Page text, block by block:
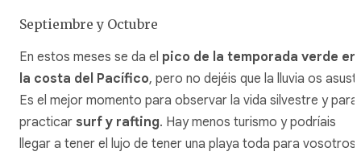
Septiembre y Octubre
En estos meses se da el pico de la temporada verde en
la costa del Pacífico, pero no dejéis que la lluvia os
Es el mejor momento para observar la vida silvestre y para
practicar surf y rafting. Hay menos turismo y podríais
llegar a tener el lujo de tener una playa toda para vosotros.